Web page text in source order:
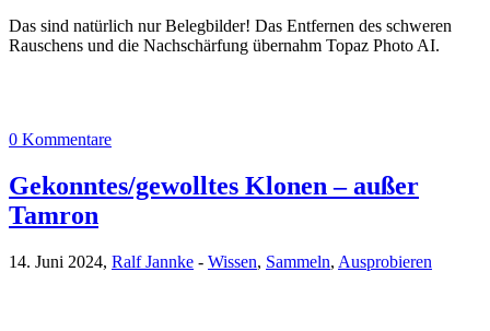
Das sind natürlich nur Belegbilder! Das Entfernen des schweren
Rauschens und die Nachschärfung übernahm Topaz Photo AI.
0 Kommentare
Gekonntes/gewolltes Klonen – außer
Tamron
14. Juni 2024, Ralf Jannke - Wissen, Sammeln, Ausprobieren